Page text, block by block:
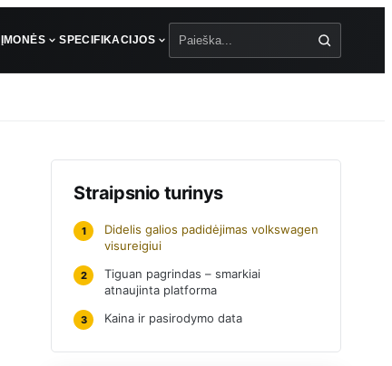
ĮMONĖS SPECIFIKACIJOS
Straipsnio turinys
1
Didelis galios padidėjimas volkswagen
visureigiui
2
Tiguan pagrindas – smarkiai
atnaujinta platforma
3 Kaina ir pasirodymo data